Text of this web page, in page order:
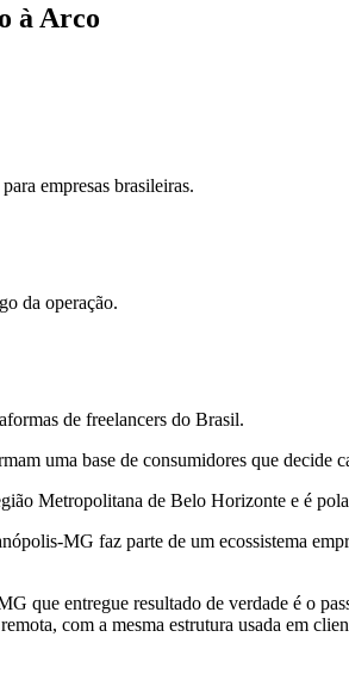
à Arco
empresas brasileiras.
da operação.
de freelancers do Brasil.
uma base de consumidores que decide
Metropolitana de Belo Horizonte e é
MG faz parte de um ecossistema
que entregue resultado de verdade é o
com a mesma estrutura usada em